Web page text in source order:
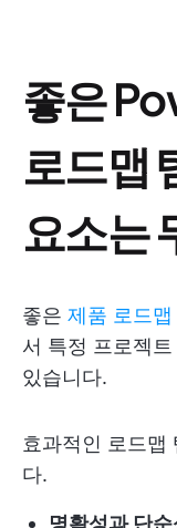
좋은
로드맵
요소는
좋은 제품 로드
서 특정 프로젝
있습니다.
효과적인 로드맵
다.
명확성과 단순